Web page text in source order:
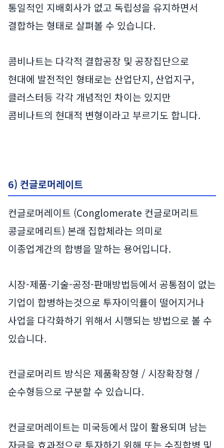
통일적인 지배회사가 없고 독립성을 유지하면서
결합하는 형태로 살펴볼 수 있습니다.
콤비나트는 다각적 결합공장 및 공장집단으로
현대에 발전적인 형태로는 산업단지, 산업지구,
클러스터등 각각 개념적인 차이는 있지만
콤비나트의 현대적 변형이라고 부르기도 합니다.
6) 컨글로머레이트
컨글로머레이트 (Conglomerate 컨글로머리트
콩글로메리트) 본래 집합체라는 의미로
이종업계간의 합병을 말하는 용어입니다.
시장-제품-기술-공정-판매방법등에서 공통점이 없는
기업이 합병하는것으로 투자이익률이 떨어지거나
사업을 다각화하기 위해서 시행되는 방법으로 볼 수
있습니다.
컨글로머리트 방식은 제품확장형 / 시장확장형 /
순수형등으로 구분할 수 있습니다.
컨글로머레이트는 미국등에서 많이 활용되며 남는
자금을 효과적으로 투자하기 위해 또는 수직합병 및